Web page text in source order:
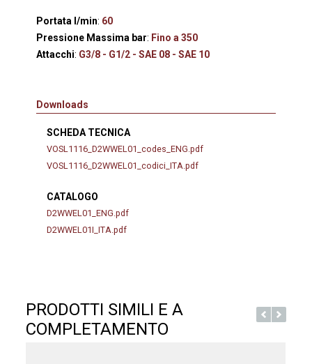
Portata l/min: 60
Pressione Massima bar: Fino a 350
Attacchi: G3/8 - G1/2 - SAE 08 - SAE 10
Downloads
SCHEDA TECNICA
VOSL1116_D2WWEL01_codes_ENG.pdf
VOSL1116_D2WWEL01_codici_ITA.pdf
CATALOGO
D2WWEL01_ENG.pdf
D2WWEL01I_ITA.pdf
PRODOTTI SIMILI E A
COMPLETAMENTO